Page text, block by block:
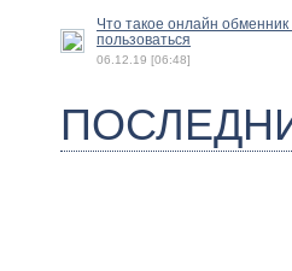
Что такое онлайн обменник
пользоваться
06.12.19 [06:48]